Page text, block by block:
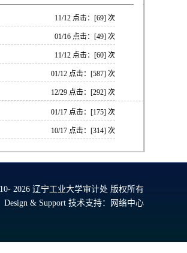
11/12 点击：[69] 次
01/16 点击：[49] 次
11/12 点击：[60] 次
01/12 点击：[587] 次
12/29 点击：[292] 次
01/17 点击：[175] 次
10/17 点击：[314] 次
2026 辽宁工业大学审计处 版权所有
Design & Support 技术支持：网络中心